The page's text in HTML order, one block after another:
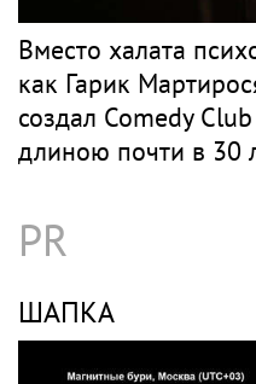
Вместо халата
как Гарик
создал Comedy
длиною почти в 30
PR
ШАПКА